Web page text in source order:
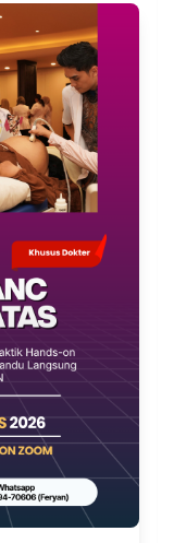
riwayat
tifoid atau
bowel
keadaan
apakah
benturan,
hati-hati
atau
tertentu di
abdomen
peritonitis.
tanda
usus biasanya